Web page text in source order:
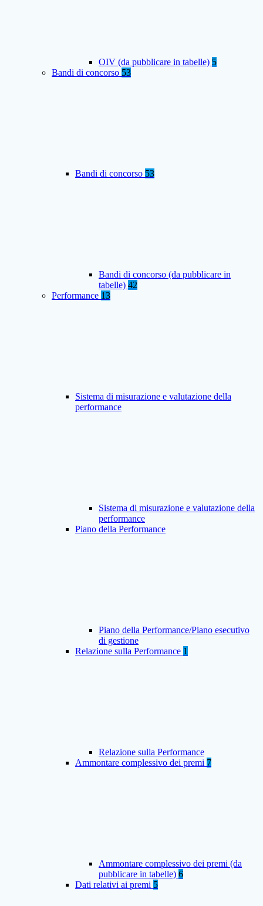
OIV (da pubblicare in tabelle) 5
Bandi di concorso 53
Bandi di concorso 53
Bandi di concorso (da pubblicare in
tabelle) 42
Performance 13
Sistema di misurazione e valutazione della
performance
Sistema di misurazione e valutazione della
performance
Piano della Performance
Piano della Performance/Piano esecutivo
di gestione
Relazione sulla Performance 1
Relazione sulla Performance
Ammontare complessivo dei premi 7
Ammontare complessivo dei premi (da
pubblicare in tabelle) 6
Dati relativi ai premi 5